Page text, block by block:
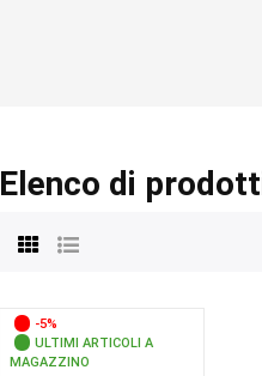
Elenco di
-5%
ULTIMI ARTICOLI A
MAGAZZINO